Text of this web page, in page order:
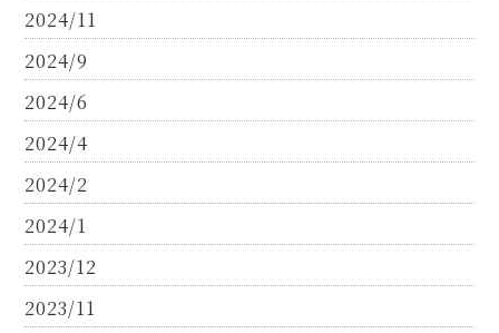
2024/11
2024/9
2024/6
2024/4
2024/2
2024/1
2023/12
2023/11